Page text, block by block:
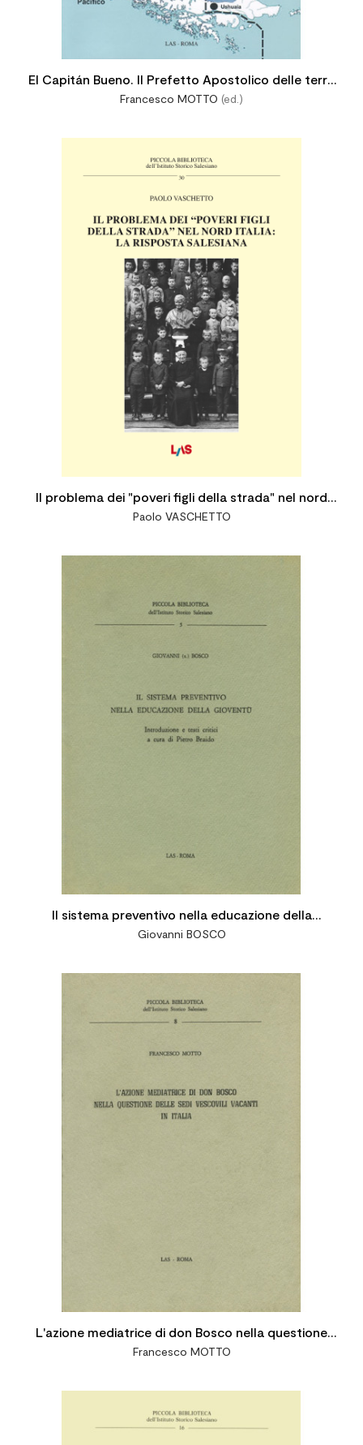
El Capitán Bueno. Il Prefetto Apostolico delle terre
magellaniche mons. Giuseppe Fagnano (1887 - 1916)
Francesco MOTTO (ed.)
Il problema dei "poveri figli della strada" nel nord
Italia: la risposta salesiana
Paolo VASCHETTO
Il sistema preventivo nella educazione della
gioventù. Introduzione e testi critici a cura di P.
Giovanni BOSCO
L'azione mediatrice di don Bosco nella questione
delle sedi vescovili vacanti in Italia
Francesco MOTTO